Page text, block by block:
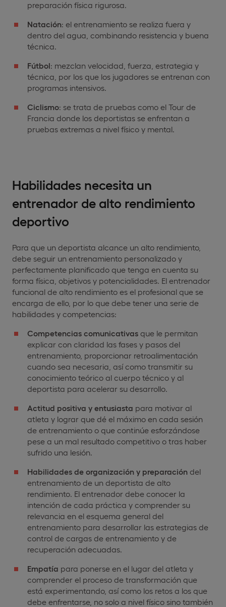
preparación física rigurosa.
Natación: el entrenamiento se realiza fuera y
dentro del agua, combinando resistencia y buena
técnica.
Fútbol: mezclan velocidad, fuerza, estrategia y
técnica, por los que los jugadores se entrenan con
programas intensivos.
Ciclismo: se trata de pruebas como el Tour de
Francia donde los deportistas se enfrentan a
pruebas extremas a nivel físico y mental.
Habilidades necesita un
entrenador de alto rendimiento
deportivo
Para que un deportista alcance un alto rendimiento,
debe seguir un entrenamiento personalizado y
perfectamente planificado que tenga en cuenta su
forma física, objetivos y potencialidades. El entrenador
funcional de alto rendimiento es el profesional que se
encarga de ello, por lo que debe tener una serie de
habilidades y competencias:
Competencias comunicativas que le permitan
explicar con claridad las fases y pasos del
entrenamiento, proporcionar retroalimentación
cuando sea necesaria, así como transmitir su
conocimiento teórico al cuerpo técnico y al
deportista para acelerar su desarrollo.
Actitud positiva y entusiasta para motivar al
atleta y lograr que dé el máximo en cada sesión
de entrenamiento o que continúe esforzándose
pese a un mal resultado competitivo o tras haber
sufrido una lesión.
Habilidades de organización y preparación del
entrenamiento de un deportista de alto
rendimiento. El entrenador debe conocer la
intención de cada práctica y comprender su
relevancia en el esquema general del
entrenamiento para desarrollar las estrategias de
control de cargas de entrenamiento y de
recuperación adecuadas.
Empatía para ponerse en el lugar del atleta y
comprender el proceso de transformación que
está experimentando, así como los retos a los que
debe enfrentarse, no solo a nivel físico sino también